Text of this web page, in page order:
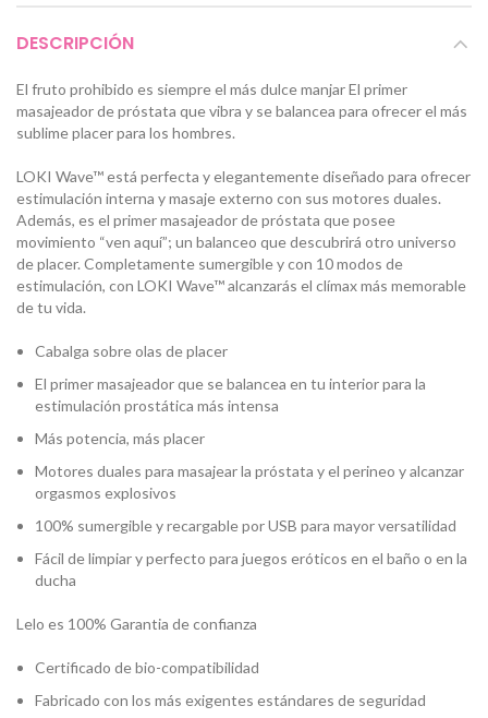
DESCRIPCIÓN
El fruto prohibido es siempre el más dulce manjar El primer
masajeador de próstata que vibra y se balancea para ofrecer el más
sublime placer para los hombres.
LOKI Wave™ está perfecta y elegantemente diseñado para ofrecer
estimulación interna y masaje externo con sus motores duales.
Además, es el primer masajeador de próstata que posee
movimiento “ven aquí”; un balanceo que descubrirá otro universo
de placer. Completamente sumergible y con 10 modos de
estimulación, con LOKI Wave™ alcanzarás el clímax más memorable
de tu vida.
Cabalga sobre olas de placer
El primer masajeador que se balancea en tu interior para la
estimulación prostática más intensa
Más potencia, más placer
Motores duales para masajear la próstata y el perineo y alcanzar
orgasmos explosivos
100% sumergible y recargable por USB para mayor versatilidad
Fácil de limpiar y perfecto para juegos eróticos en el baño o en la
ducha
Lelo es 100% Garantia de confianza
Certificado de bio-compatibilidad
Fabricado con los más exigentes estándares de seguridad